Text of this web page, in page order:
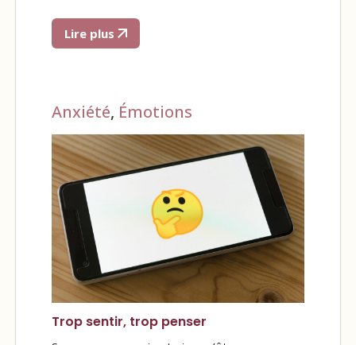
Lire plus
Anxiété, Émotions
Trop sentir, trop penser